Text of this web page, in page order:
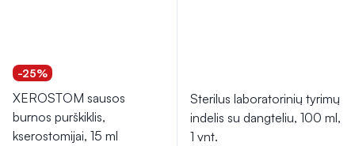
-25%
XEROSTOM sausos
burnos purškiklis,
kserostomijai, 15 ml
Sterilus laboratorinių tyrimų
indelis su dangteliu, 100 ml,
1 vnt.